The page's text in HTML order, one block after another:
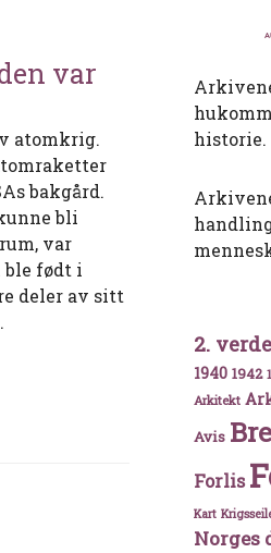
var
atomkrig.
bakgård.
bli
var
ble født i
deler av sitt
var på randen av
historie.
2.
1940 1942
Arkitekt
Avis
Forlis
Kart
Norges